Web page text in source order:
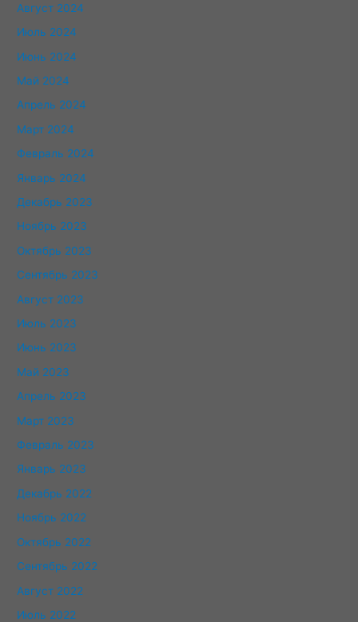
Август 2024
Июль 2024
Июнь 2024
Май 2024
Апрель 2024
Март 2024
Февраль 2024
Январь 2024
Декабрь 2023
Ноябрь 2023
Октябрь 2023
Сентябрь 2023
Август 2023
Июль 2023
Июнь 2023
Май 2023
Апрель 2023
Март 2023
Февраль 2023
Январь 2023
Декабрь 2022
Ноябрь 2022
Октябрь 2022
Сентябрь 2022
Август 2022
Июль 2022